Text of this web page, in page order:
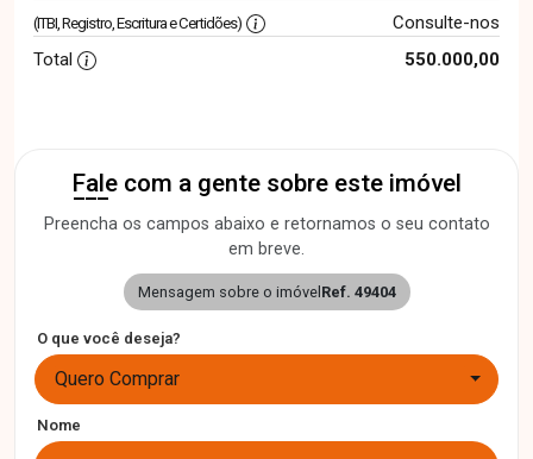
(ITBI, Registro, Escritura e Certidões)
Consulte-nos
Total
550.000,00
Fale com a gente sobre este imóvel
Preencha os campos abaixo e retornamos o seu contato
em breve.
Mensagem sobre o imóvel Ref. 49404
O que você deseja?
Quero Comprar
Nome